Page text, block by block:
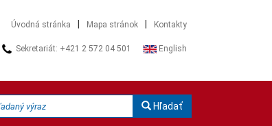
Úvodná stránka Mapa stránok Kontakty
Sekretariát: +421 2 572 04 501 English
Hľadať